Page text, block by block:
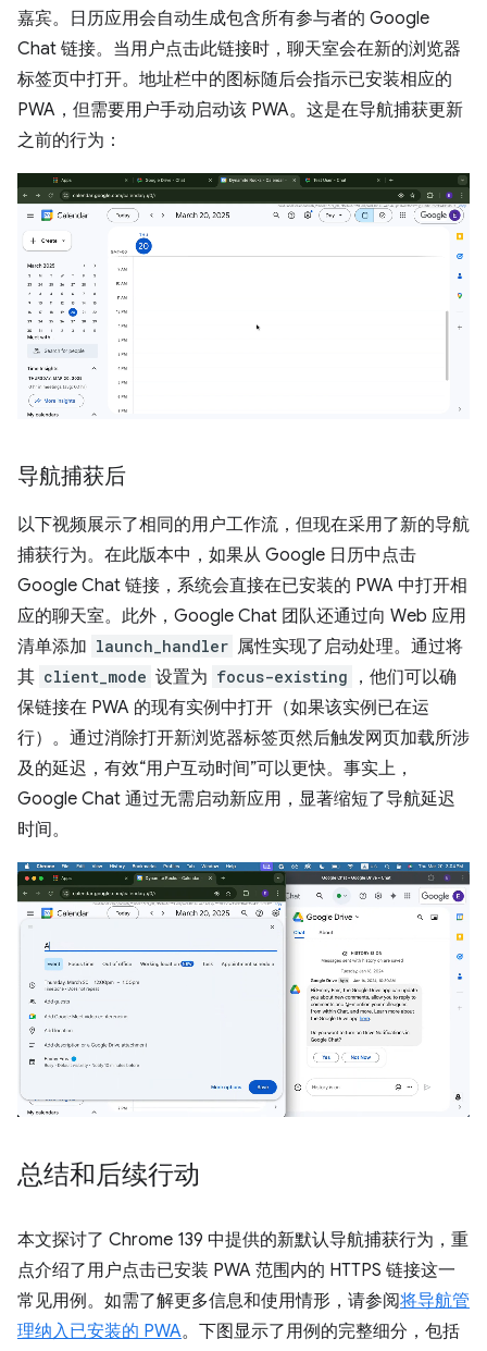
嘉宾。日历应用会自动生成包含所有参与者的 Google
Chat 链接。当用户点击此链接时，聊天室会在新的浏览器
标签页中打开。地址栏中的图标随后会指示已安装相应的
PWA，但需要用户手动启动该 PWA。这是在导航捕获更新
之前的行为：
导航捕获后
以下视频展示了相同的用户工作流，但现在采用了新的导航
捕获行为。在此版本中，如果从 Google 日历中点击
Google Chat 链接，系统会直接在已安装的 PWA 中打开相
应的聊天室。此外，Google Chat 团队还通过向 Web 应用
清单添加 launch_handler 属性实现了启动处理。通过将
其 client_mode 设置为 focus-existing
，他们可以确
保链接在 PWA 的现有实例中打开（如果该实例已在运
行）。通过消除打开新浏览器标签页然后触发网页加载所涉
及的延迟，有效“用户互动时间”可以更快。事实上，
Google Chat 通过无需启动新应用，显著缩短了导航延迟
时间。
总结和后续行动
本文探讨了 Chrome 139 中提供的新默认导航捕获行为，重
点介绍了用户点击已安装 PWA 范围内的 HTTPS 链接这一
常见用例。如需了解更多信息和使用情形，请参阅将导航管
理纳入已安装的 PWA。下图显示了用例的完整细分，包括